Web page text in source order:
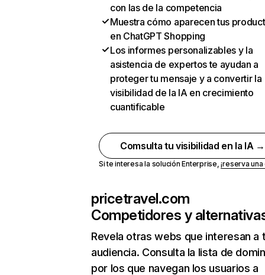
con las de la competencia
Muestra cómo aparecen tus
en ChatGPT Shopping
Los informes personalizables y la
asistencia de expertos te ayudan a
proteger tu mensaje y a convertir la
visibilidad de la IA en crecimiento
cuantificable
Comsulta tu visibilidad en la IA →
Si te interesa la solución Enterprise,¡reserva
pricetravel.com
Competidores y
Revela otras webs que interesan a
audiencia. Consulta la lista de
por los que navegan los usuarios a